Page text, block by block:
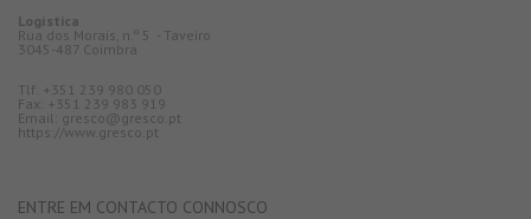
Logística
Rua dos Morais, n.º 5 - Taveiro
3045-487 Coimbra
Tlf: +351 239 980 050
Fax: +351 239 983 919
Email: gresco@gresco.pt
https://www.gresco.pt
ENTRE EM CONTACTO CONNOSCO